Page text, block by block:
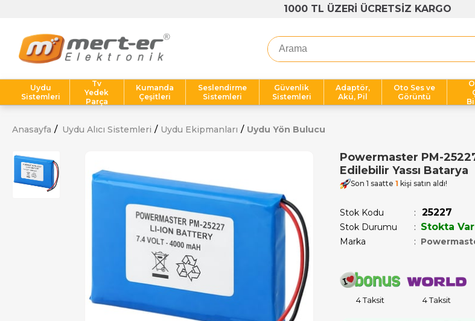
1000 TL ÜZERİ ÜCRETSİZ KARGO
Uydu
Sistemleri
Tv
Yedek
Parça
Kumanda
Çeşitleri
Seslendirme
Sistemleri
Güvenlik
Sistemleri
Adaptör,
Akü, Pil
Oto Ses ve
Görüntü
Anasayfa Uydu Alıcı Sistemleri Uydu Ekipmanları Uydu Yön Bulucu
Powermaster PM-
Edilebilir Yassı Batarya
Son 1 saatte 1 kişi satın aldı!
Stok Kodu 25227
Stok Durumu : Stokta Var
Marka :
4 Taksit 4 Taksit